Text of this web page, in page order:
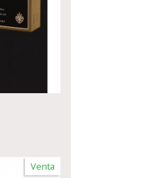
Venta